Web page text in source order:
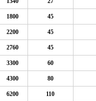
1800 45
2200 45
2760 45
3300 60
4300 80
6200 110